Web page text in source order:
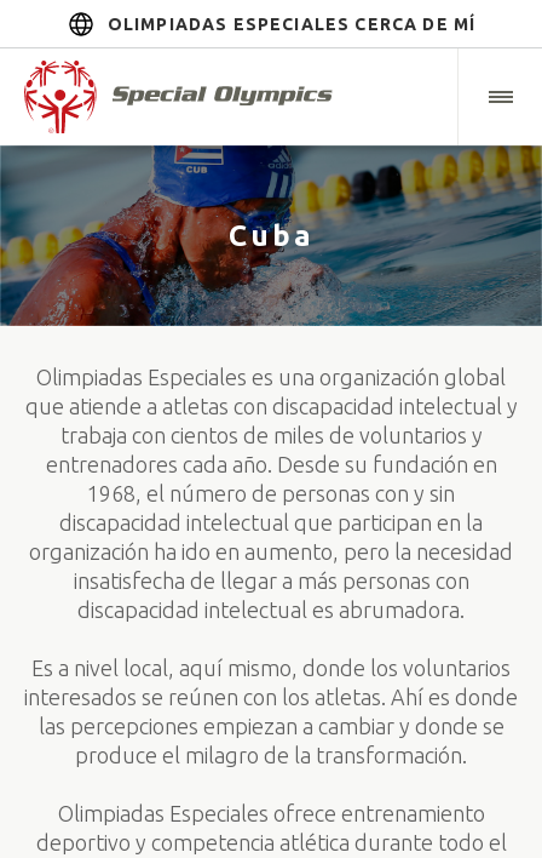
OLIMPIADAS ESPECIALES CERCA DE MÍ
Cuba
Olimpiadas Especiales es una organización global
que atiende a atletas con discapacidad intelectual y
trabaja con cientos de miles de voluntarios y
entrenadores cada año. Desde su fundación en
1968, el número de personas con y sin
discapacidad intelectual que participan en la
organización ha ido en aumento, pero la necesidad
insatisfecha de llegar a más personas con
discapacidad intelectual es abrumadora.
Es a nivel local, aquí mismo, donde los voluntarios
interesados se reúnen con los atletas. Ahí es donde
las percepciones empiezan a cambiar y donde se
produce el milagro de la transformación.
Olimpiadas Especiales ofrece entrenamiento
deportivo y competencia atlética durante todo el